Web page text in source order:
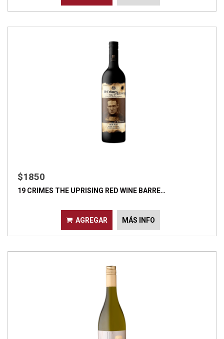
$1850
19 CRIMES THE UPRISING RED WINE BARRE…
AGREGAR MÁS INFO